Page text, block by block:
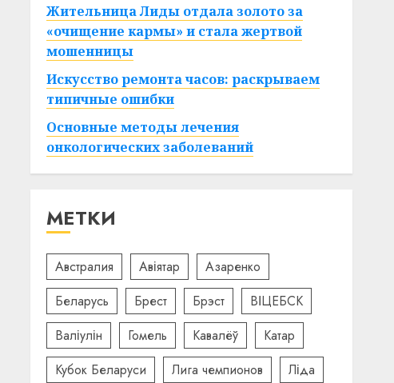
Жительница Лиды отдала золото за
«очищение кармы» и стала жертвой
мошенницы
Искусство ремонта часов: раскрываем
типичные ошибки
Основные методы лечения
онкологических заболеваний
МЕТКИ
Австралия Авіятар
Азаренко
Беларусь
Брест Брэст
ВІЦЕБСК
Валіулін
Гомель Кавалёў
Катар
Кубок Беларуси
Лига чемпионов
Ліда